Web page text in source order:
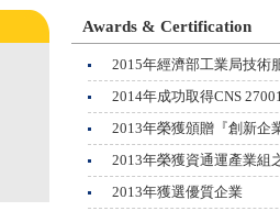
Awards & Certification
2015年經濟部工業局技術
2014年成功取得CNS
2013年榮獲頒贈『創新企
2013年榮獲資通運產業組
2013年獲選優質企業